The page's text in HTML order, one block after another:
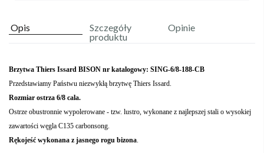
Opis
Szczegóły
produktu
Opinie
Brzytwa Thiers Issard BISON nr katalogowy: SING-6/8-188-CB
Przedstawiamy Państwu niezwykłą brzytwę Thiers Issard.
Rozmiar ostrza 6/8 cala.
Ostrze obustronnie wypolerowane - tzw. lustro, wykonane z najlepszej stali o wysokiej
zawartości węgla C135 carbonsong.
Rękojeść wykonana z jasnego rogu bizona.